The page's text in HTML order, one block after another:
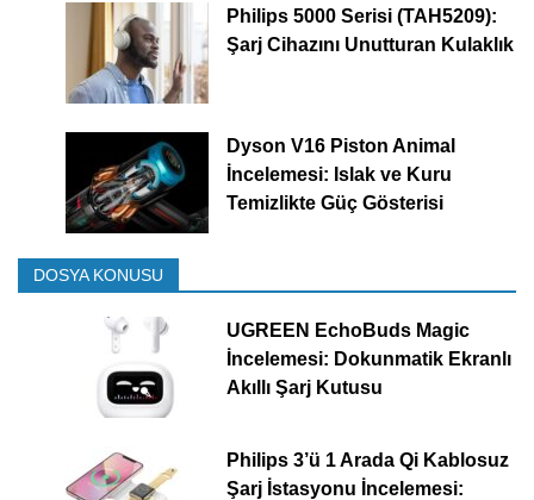
Philips 5000 Serisi (TAH5209):
Şarj Cihazını Unutturan Kulaklık
Dyson V16 Piston Animal
İncelemesi: Islak ve Kuru
Temizlikte Güç Gösterisi
DOSYA KONUSU
UGREEN EchoBuds Magic
İncelemesi: Dokunmatik Ekranlı
Akıllı Şarj Kutusu
Philips 3’ü 1 Arada Qi Kablosuz
Şarj İstasyonu İncelemesi: